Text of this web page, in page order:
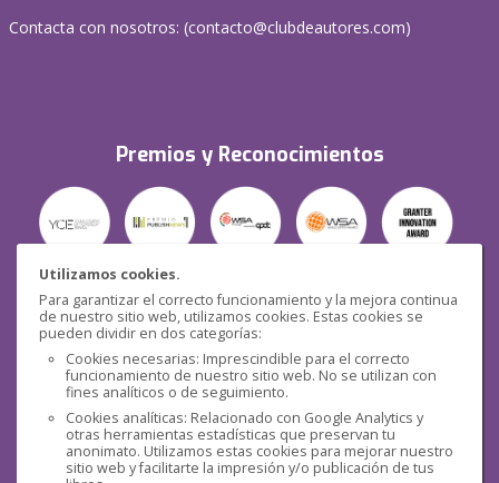
Utilizamos cookies.
Para garantizar el correcto funcionamiento y la mejora continua
de nuestro sitio web, utilizamos cookies. Estas cookies se
pueden dividir en dos categorías:
Cookies necesarias: Imprescindible para el correcto
funcionamiento de nuestro sitio web. No se utilizan con
fines analíticos o de seguimiento.
Cookies analíticas: Relacionado con Google Analytics y
otras herramientas estadísticas que preservan tu
anonimato. Utilizamos estas cookies para mejorar nuestro
sitio web y facilitarte la impresión y/o publicación de tus
Contacta con nosotros: (contacto@clubdeautores.com)
Premios y Reconocimientos
Seguridad
Redes sociales